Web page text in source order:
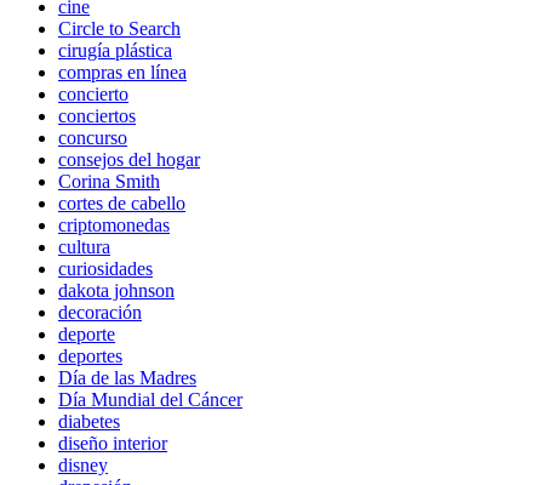
cine
Circle to Search
cirugía plástica
compras en línea
concierto
conciertos
concurso
consejos del hogar
Corina Smith
cortes de cabello
criptomonedas
cultura
curiosidades
dakota johnson
decoración
deporte
deportes
Día de las Madres
Día Mundial del Cáncer
diabetes
diseño interior
disney